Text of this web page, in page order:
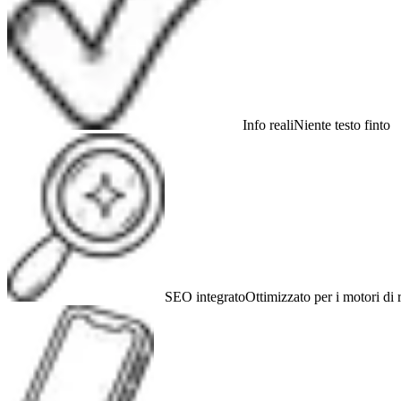
Info realiNiente testo finto
SEO integratoOttimizzato per i motori di